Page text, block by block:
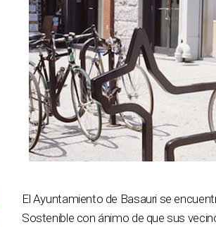
El Ayuntamiento de Basauri se
Sostenible con ánimo de que sus